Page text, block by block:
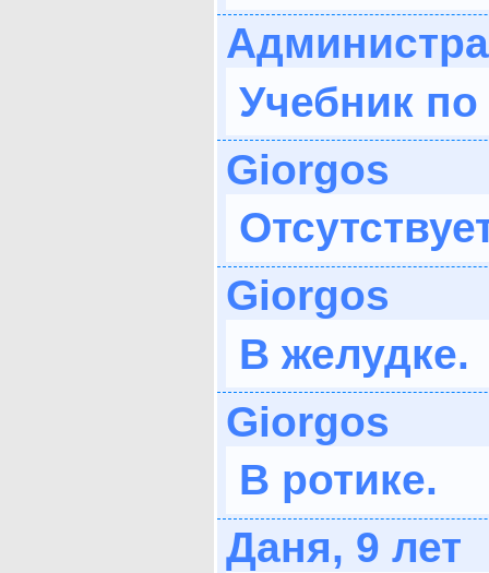
Учебник
Giorgos
Giorgos
В желудке.
Giorgos
В ротике.
Даня, 9 лет